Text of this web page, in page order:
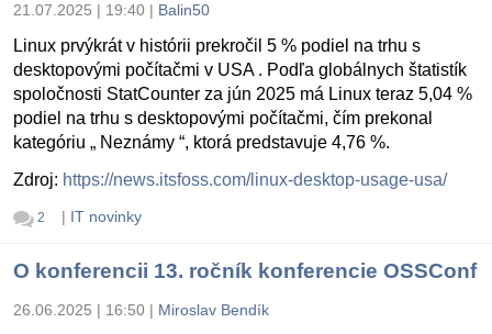
21.07.2025 | 19:40 | Balin50
Linux prvýkrát v histórii prekročil 5 % podiel na trhu s
desktopovými počítačmi v USA . Podľa globálnych štatistík
spoločnosti StatCounter za jún 2025 má Linux teraz 5,04 %
podiel na trhu s desktopovými počítačmi, čím prekonal
kategóriu „ Neznámy “, ktorá predstavuje 4,76 %.
Zdroj: https://news.itsfoss.com/linux-desktop-usage-usa/
2 | IT novinky
O konferencii 13. ročník konferencie OSSConf
26.06.2025 | 16:50 | Miroslav Bendík